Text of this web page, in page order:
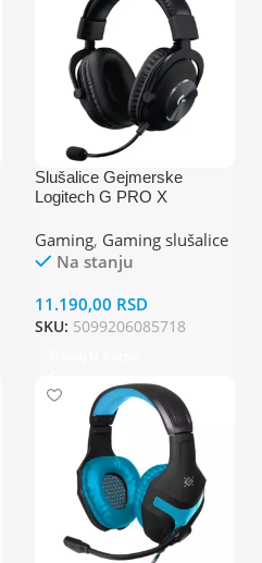
Slušalice Gejmerske
Logitech G PRO X
Gaming, Gaming slušalice
Na stanju
11.190,00 RSD
SKU: 5099206085718